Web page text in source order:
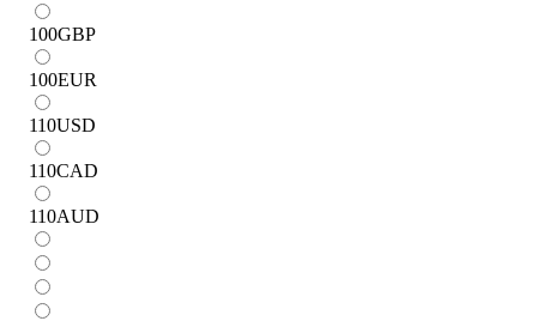
100GBP
100EUR
110USD
110CAD
110AUD